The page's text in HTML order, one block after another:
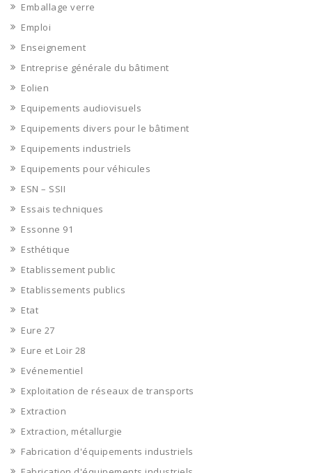
Emballage verre
Emploi
Enseignement
Entreprise générale du bâtiment
Eolien
Equipements audiovisuels
Equipements divers pour le bâtiment
Equipements industriels
Equipements pour véhicules
ESN – SSII
Essais techniques
Essonne 91
Esthétique
Etablissement public
Etablissements publics
Etat
Eure 27
Eure et Loir 28
Evénementiel
Exploitation de réseaux de transports
Extraction
Extraction, métallurgie
Fabrication d'équipements industriels